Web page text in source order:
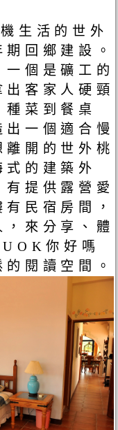
生活的世外
回鄉建設。
個是礦工的
客家人硬頸
菜到餐桌
一個適合慢
開的世外桃
的建築外
提供露營愛
民宿房間，
來分享、體
你好嗎
閱讀空間。